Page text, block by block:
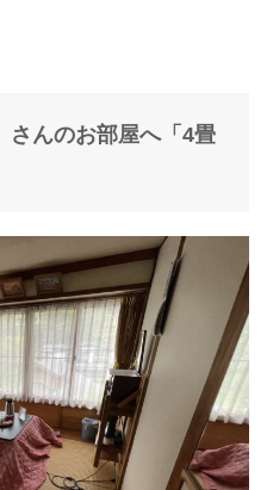
さんのお部屋へ「4畳